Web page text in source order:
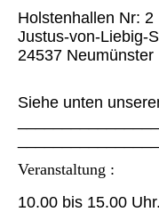
Holstenhallen Nr: 2
Justus-von-Liebig-
24537 Neumünster
Siehe unten
Veranstaltung :
10.00 bis 15.00 Uhr.